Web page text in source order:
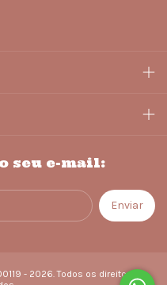
seu e-mail:
- 2026. Todos os direitos